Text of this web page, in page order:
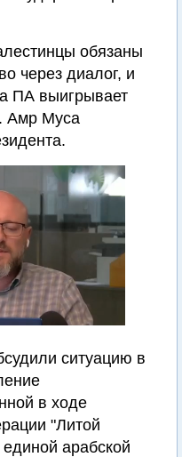
обязаны
через диалог, и
ПА выигрывает
Амр Муса
ситуацию в
в ходе
"Литой
арабской